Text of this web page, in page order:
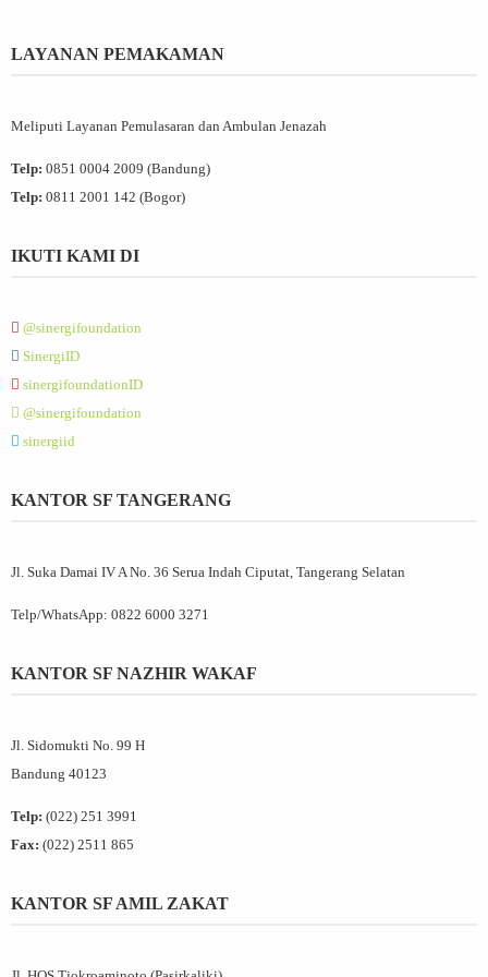
LAYANAN PEMAKAMAN
Meliputi Layanan Pemulasaran dan Ambulan Jenazah
Telp: 0851 0004 2009 (Bandung)
Telp: 0811 2001 142 (Bogor)
IKUTI KAMI DI
@sinergifoundation
SinergiID
sinergifoundationID
@sinergifoundation
sinergiid
KANTOR SF TANGERANG
Jl. Suka Damai IV A No. 36 Serua Indah Ciputat, Tangerang Selatan
Telp/WhatsApp: 0822 6000 3271
KANTOR SF NAZHIR WAKAF
Jl. Sidomukti No. 99 H
Bandung 40123
Telp: (022) 251 3991
Fax: (022) 2511 865
KANTOR SF AMIL ZAKAT